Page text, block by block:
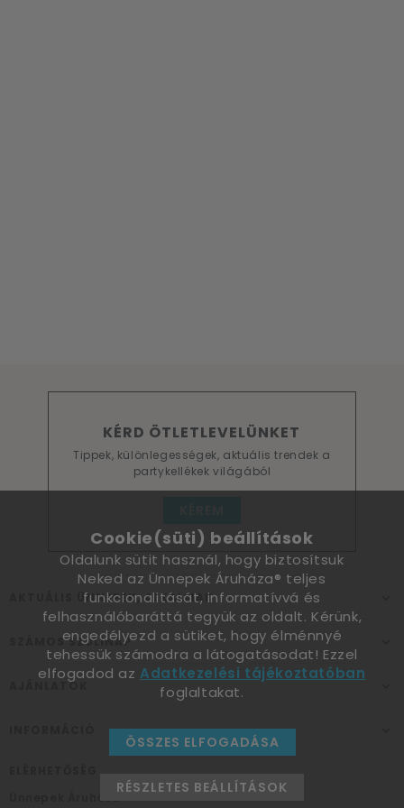
KÉRD ÖTLETLEVELÜNKET
Tippek, különlegességek, aktuális trendek a
partykellékek világából
AKTUÁLIS ÜNNEPEK, ALKALMAK
SZÁMOS SZÜLINAP
AJÁNLATOK
Ünnepek Áruháza
Cookie(süti) beállítások
Oldalunk sütit használ, hogy biztosítsuk
Neked az Ünnepek Áruháza® teljes
funkcionalitását, informatívvá és
felhasználóbaráttá tegyük az oldalt. Kérünk,
engedélyezd a sütiket, hogy élménnyé
tehessük számodra a látogatásodat! Ezzel
elfogadod azAdatkezelési tájékoztatóban
foglaltakat.
ÖSSZES ELFOGADÁSA
RÉSZLETES BEÁLLÍTÁSOK